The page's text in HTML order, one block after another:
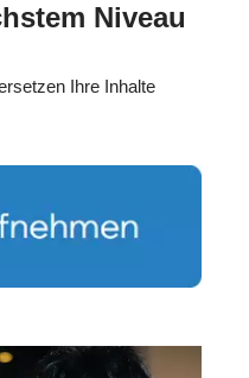
Niveau
Ihre Inhalte